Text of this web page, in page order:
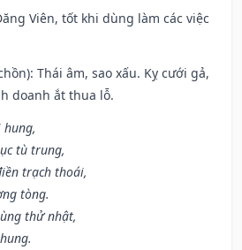
Viên, tốt khi dùng làm các việc
Thái âm, sao xấu. Kỵ cưới gả,
doanh ắt thua lỗ.
hung,
tù trung,
trạch thoái,
tòng.
thử nhật,